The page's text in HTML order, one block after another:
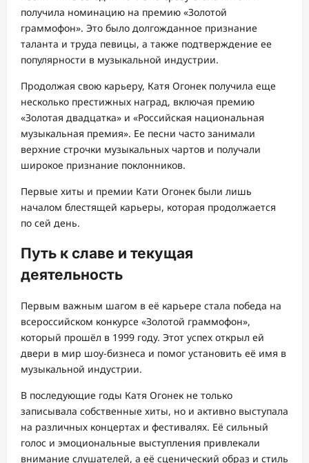
получила номинацию на премию «Золотой
граммофон». Это было долгожданное признание
таланта и труда певицы, а также подтверждение ее
популярности в музыкальной индустрии.
Продолжая свою карьеру, Катя Огонек получила еще
несколько престижных наград, включая премию
«Золотая двадцатка» и «Российская национальная
музыкальная премия». Ее песни часто занимали
верхние строчки музыкальных чартов и получали
широкое признание поклонников.
Первые хиты и премии Кати Огонек были лишь
началом блестящей карьеры, которая продолжается
по сей день.
Путь к славе и текущая
деятельность
Первым важным шагом в её карьере стала победа на
всероссийском конкурсе «Золотой граммофон»,
который прошёл в 1999 году. Этот успех открыл ей
двери в мир шоу-бизнеса и помог установить её имя в
музыкальной индустрии.
В последующие годы Катя Огонек не только
записывала собственные хиты, но и активно выступала
на различных концертах и фестивалях. Её сильный
голос и эмоциональные выступления привлекали
внимание слушателей, а её сценический образ и стиль